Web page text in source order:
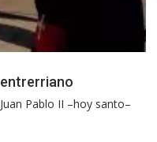
entrerriano
Pablo II –hoy santo–